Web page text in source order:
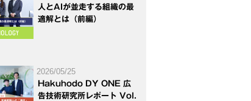
人とAIが並走する組織の最
適解とは（前編）
2026/05/25
Hakuhodo DY ONE 広
告技術研究所レポート Vol.